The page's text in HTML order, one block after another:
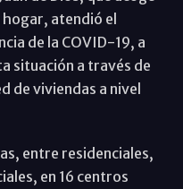
hogar, atendió el
de la COVID-19, a
situación a través de
de viviendas a nivel
entre residenciales,
en 16 centros